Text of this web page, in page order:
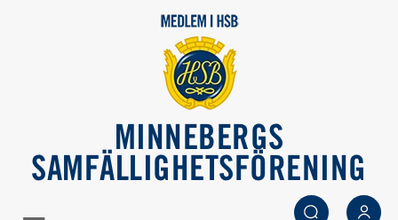
MINNEBERGS
SAMFÄLLIGHETSFÖRENING